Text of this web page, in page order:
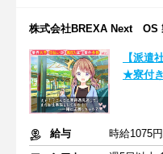
株式会社BREXA Next OS
【派遣
★寮付き
給与
時給1075